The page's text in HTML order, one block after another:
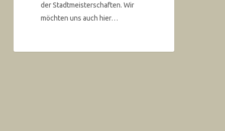
der Stadtmeisterschaften. Wir
möchten uns auch hier…